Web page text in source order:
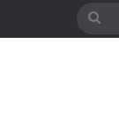
بحث